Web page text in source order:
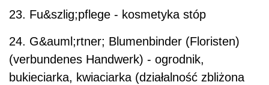
23. Fu&szlig;pflege - kosmetyka stóp
24. G&auml;rtner; Blumenbinder (Floristen)
(verbundenes Handwerk) - ogrodnik,
bukieciarka, kwiaciarka (działalność zbliżona